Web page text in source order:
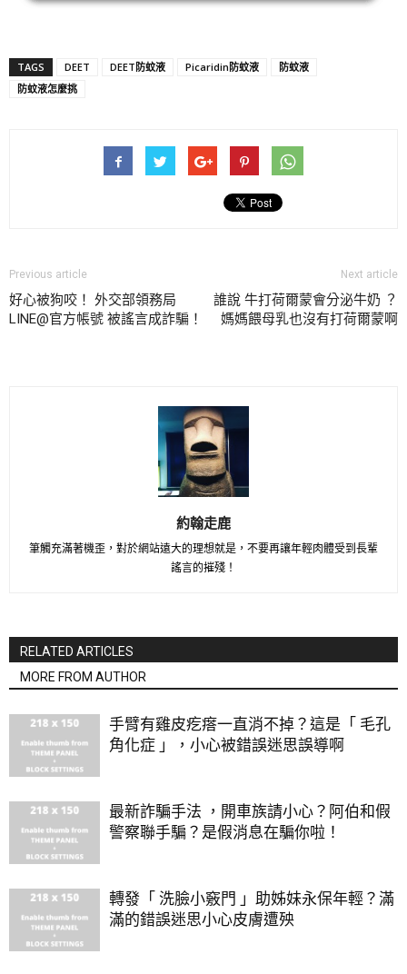
TAGS DEET DEET防蚊液 Picaridin防蚊液
防蚊液
防蚊液怎麼挑
Previous article
好心被狗咬！ 外交部領務局
LINE@官方帳號 被謠言成詐騙！
Next article
誰說 牛打荷爾蒙會分泌牛奶 ？
媽媽餵母乳也沒有打荷爾蒙啊
約翰走鹿
筆觸充滿著機歪，對於網站遠大的理想就是，不要再讓年輕肉體受到長輩
謠言的摧殘！
RELATED ARTICLES
MORE FROM AUTHOR
手臂有雞皮疙瘩一直消不掉？這是「 毛孔
角化症 」，小心被錯誤迷思誤導啊
最新詐騙手法 ，開車族請小心？阿伯和假
警察聯手騙？是假消息在騙你啦！
轉發「 洗臉小竅門 」助姊妹永保年輕？滿
滿的錯誤迷思小心皮膚遭殃